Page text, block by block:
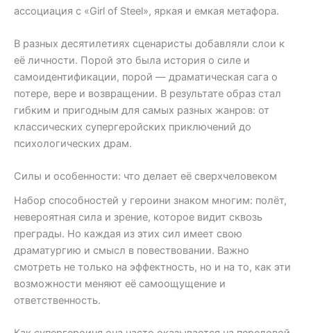
ассоциация с «Girl of Steel», яркая и емкая метафора.
В разных десятилетиях сценаристы добавляли слои к
её личности. Порой это была история о силе и
самоидентификации, порой — драматическая сага о
потере, вере и возвращении. В результате образ стал
гибким и пригодным для самых разных жанров: от
классических супергеройских приключений до
психологических драм.
Силы и особенности: что делает её сверхчеловеком
Набор способностей у героини знаком многим: полёт,
невероятная сила и зрение, которое видит сквозь
преграды. Но каждая из этих сил имеет свою
драматургию и смысл в повествовании. Важно
смотреть не только на эффектность, но и на то, как эти
возможности меняют её самоощущение и
ответственность.